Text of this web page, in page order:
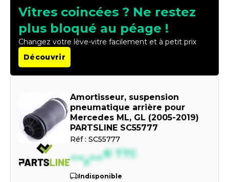
Vitres coincées ? Ne restez
plus bloqué au péage !
Changez votre lève-vitre facilement et à petit prix
Découvrir
Amortisseur, suspension
pneumatique arrière pour
Mercedes ML, GL (2005-2019)
PARTSLINE SC55777
Réf : SC55777
--,--€ TTC
Indisponible